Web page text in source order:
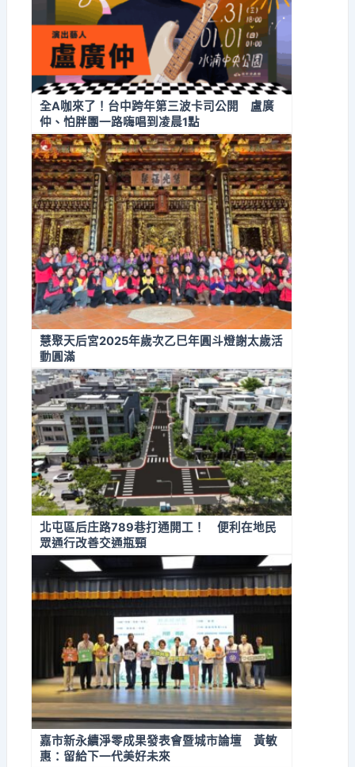
全A咖來了！台中跨年第三波卡司公開 盧廣
仲、怕胖團一路嗨唱到凌晨1點
慧聚天后宮2025年歲次乙巳年圓斗燈謝太歲活
動圓滿
北屯區后庄路789巷打通開工！ 便利在地民
眾通行改善交通瓶頸
嘉市新永續淨零成果發表會暨城市論壇 黃敏
惠：留給下一代美好未來